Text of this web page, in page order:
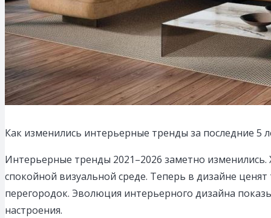
Как изменились интерьерные тренды за последние 5
Интерьерные тренды 2021–2026 заметно
спокойной визуальной среде. Теперь в дизайне
перегородок. Эволюция интерьерного дизайна
настроения.